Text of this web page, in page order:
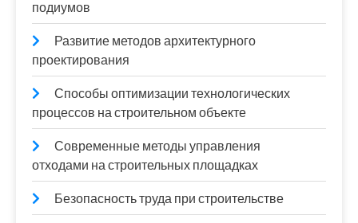
подиумов
Развитие методов архитектурного
проектирования
Способы оптимизации технологических
процессов на строительном объекте
Современные методы управления
отходами на строительных площадках
Безопасность труда при строительстве